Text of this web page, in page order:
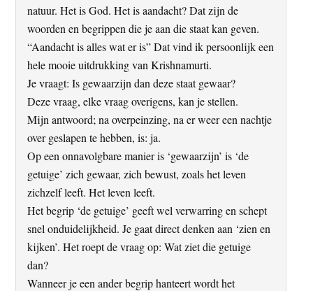
natuur. Het is God. Het is aandacht? Dat zijn de
woorden en begrippen die je aan die staat kan geven.
“Aandacht is alles wat er is” Dat vind ik persoonlijk een
hele mooie uitdrukking van Krishnamurti.
Je vraagt: Is gewaarzijn dan deze staat gewaar?
Deze vraag, elke vraag overigens, kan je stellen.
Mijn antwoord; na overpeinzing, na er weer een nachtje
over geslapen te hebben, is: ja.
Op een onnavolgbare manier is ‘gewaarzijn’ is ‘de
getuige’ zich gewaar, zich bewust, zoals het leven
zichzelf leeft. Het leven leeft.
Het begrip ‘de getuige’ geeft wel verwarring en schept
snel onduidelijkheid. Je gaat direct denken aan ‘zien en
kijken’. Het roept de vraag op: Wat ziet die getuige
dan?
Wanneer je een ander begrip hanteert wordt het